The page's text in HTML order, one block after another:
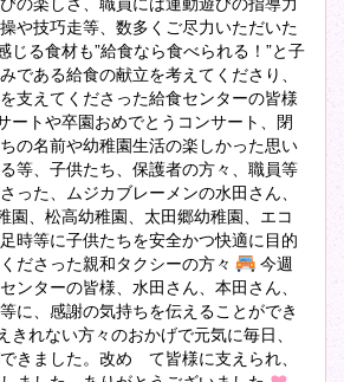
や技巧走等、数多くご尽力いただいた
じる食材も”給食なら食べられる！”と子
である給食の献立を考えてくださり、
支えてくださった給食センターの皆様
ートや卒園おめでとうコンサート、閉
の名前や幼稚園生活の楽しかった思い
等、子供たち、保護者の方々、職員等
った、ムジカブレーメンの水田さん、
園、松高幼稚園、太田郷幼稚園、エコ
時等に子供たちを安全かつ快適に目的
ださった親和タクシーの方々
今週
ンターの皆様、水田さん、本田さん、
に、感謝の気持ちを伝えることができ
きれない方々のおかげで元気に毎日、
きました。改め て皆様に支えられ、